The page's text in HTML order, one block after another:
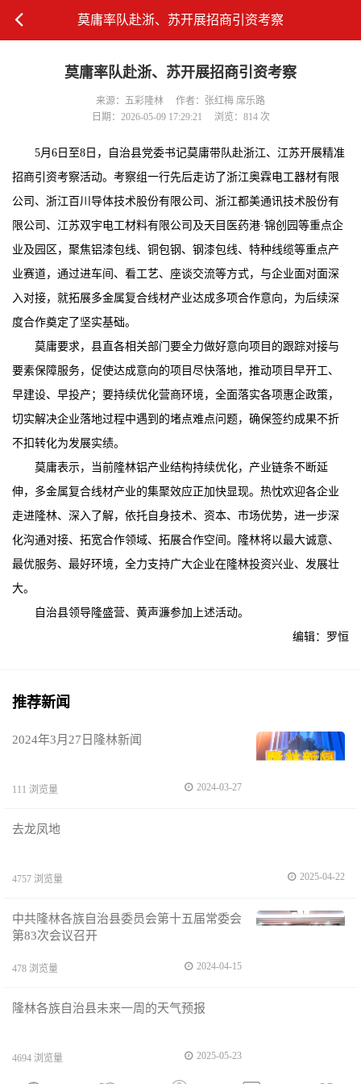
莫庸率队赴浙、苏开展招商引资考察
莫庸率队赴浙、苏开展招商引资考察
来源：五彩隆林
作者：张红梅 席乐路
日期：2026-05-09 17:29:21
浏览：814 次
5月6日至8日，自治县党委书记莫庸带队赴浙江、江苏开展精准
招商引资考察活动。考察组一行先后走访了浙江奥霖电工器材有限
公司、浙江百川导体技术股份有限公司、浙江都美通讯技术股份有
限公司、江苏双宇电工材料有限公司及天目医药港·锦创园等重点企
业及园区，聚焦铝漆包线、铜包钢、钢漆包线、特种线缆等重点产
业赛道，通过进车间、看工艺、座谈交流等方式，与企业面对面深
入对接，就拓展多金属复合线材产业达成多项合作意向，为后续深
度合作奠定了坚实基础。
莫庸要求，县直各相关部门要全力做好意向项目的跟踪对接与
要素保障服务，促使达成意向的项目尽快落地，推动项目早开工、
早建设、早投产；要持续优化营商环境，全面落实各项惠企政策，
切实解决企业落地过程中遇到的堵点难点问题，确保签约成果不折
不扣转化为发展实绩。
莫庸表示，当前隆林铝产业结构持续优化，产业链条不断延
伸，多金属复合线材产业的集聚效应正加快显现。热忱欢迎各企业
走进隆林、深入了解，依托自身技术、资本、市场优势，进一步深
化沟通对接、拓宽合作领域、拓展合作空间。隆林将以最大诚意、
最优服务、最好环境，全力支持广大企业在隆林投资兴业、发展壮
大。
自治县领导隆盛营、黄声濂参加上述活动。
编辑：罗恒
推荐新闻
2024年3月27日隆林新闻
111 浏览量 2024-03-27
去龙凤地
4757 浏览量 2025-04-22
中共隆林各族自治县委员会第十五届常委会
第83次会议召开
478 浏览量 2024-04-15
隆林各族自治县未来一周的天气预报
4694 浏览量 2025-05-23